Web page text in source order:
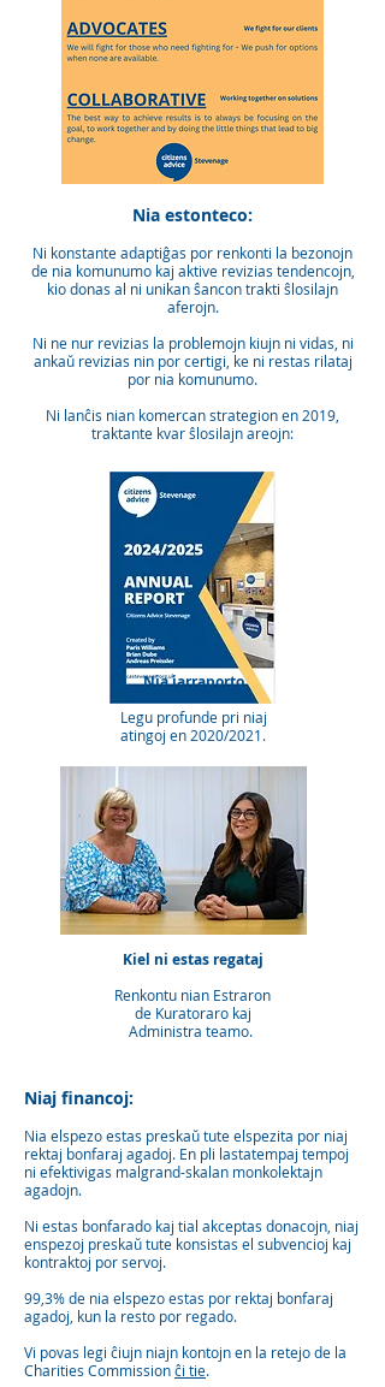
Nia estonteco:
Ni konstante adaptiĝas por renkonti la bezonojn
de nia komunumo kaj aktive revizias tendencojn,
kio donas al ni unikan ŝancon trakti ŝlosilajn
aferojn.
Ni ne nur revizias la problemojn kiujn ni vidas, ni
ankaŭ revizias nin por certigi, ke ni restas rilataj
por nia komunumo.
Ni lanĉis nian komercan strategion en 2019,
traktante kvar ŝlosilajn areojn:
Nia jarraporto
Legu profunde pri niaj
atingoj en 2020/2021.
Kiel ni estas regataj
Renkontu nian Estraron
de Kuratoraro kaj
Administra teamo.
Niaj financoj:
Nia elspezo estas preskaŭ tute elspezita por niaj
rektaj bonfaraj agadoj. En pli lastatempaj tempoj
ni efektivigas malgrand-skalan monkolektajn
agadojn.
Ni estas bonfarado kaj tial akceptas donacojn, niaj
enspezoj preskaŭ tute konsistas el subvencioj kaj
kontraktoj por servoj.
99,3% de nia elspezo estas por rektaj bonfaraj
agadoj, kun la resto por regado.
Vi povas legi ĉiujn niajn kontojn en la retejo de la
Charities Commissionĉi tie.